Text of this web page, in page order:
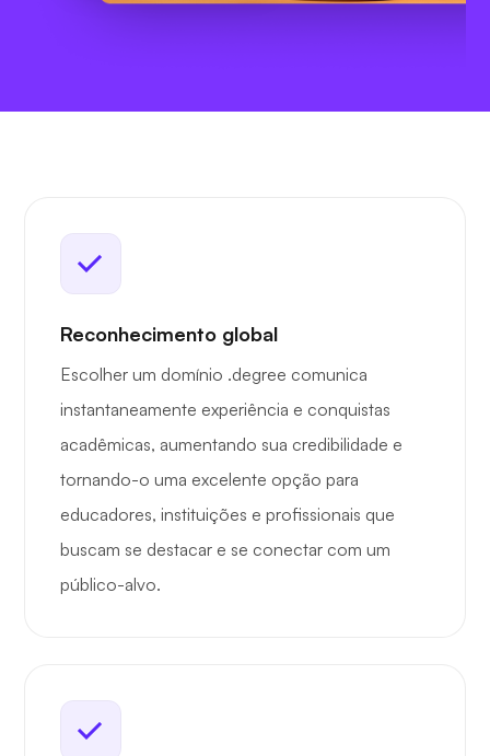
Reconhecimento global
Escolher um domínio .degree comunica
instantaneamente experiência e conquistas
acadêmicas, aumentando sua credibilidade e
tornando-o uma excelente opção para
educadores, instituições e profissionais que
buscam se destacar e se conectar com um
público-alvo.